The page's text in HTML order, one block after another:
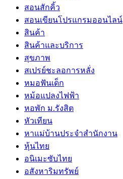
สอนสักคิ้ว
สอนเขียนโปรแกรมออนไลน์
สินค้า
สินค้าและบริการ
สุขภาพ
สเปรย์ชะลอการหลั่ง
หมอฟันเด็ก
หม้อแปลงไฟฟ้า
หอพัก ม.รังสิต
หัวเทียน
หาแม่บ้านประจำสำนักงาน
หุ้นไทย
อนิเมะซับไทย
อสังหาริมทรัพย์